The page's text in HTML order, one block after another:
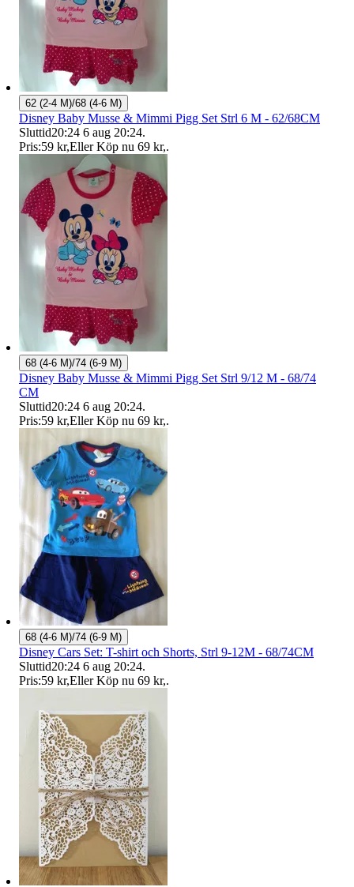
62 (2-4 M)/68 (4-6 M)
Disney Baby Musse & Mimmi Pigg Set Strl 6 M - 62/68CM
Sluttid20:24 6 aug 20:24.
Pris:59 kr,Eller Köp nu 69 kr,.
68 (4-6 M)/74 (6-9 M)
Disney Baby Musse & Mimmi Pigg Set Strl 9/12 M - 68/74
CM
Sluttid20:24 6 aug 20:24.
Pris:59 kr,Eller Köp nu 69 kr,.
68 (4-6 M)/74 (6-9 M)
Disney Cars Set: T-shirt och Shorts, Strl 9-12M - 68/74CM
Sluttid20:24 6 aug 20:24.
Pris:59 kr,Eller Köp nu 69 kr,.